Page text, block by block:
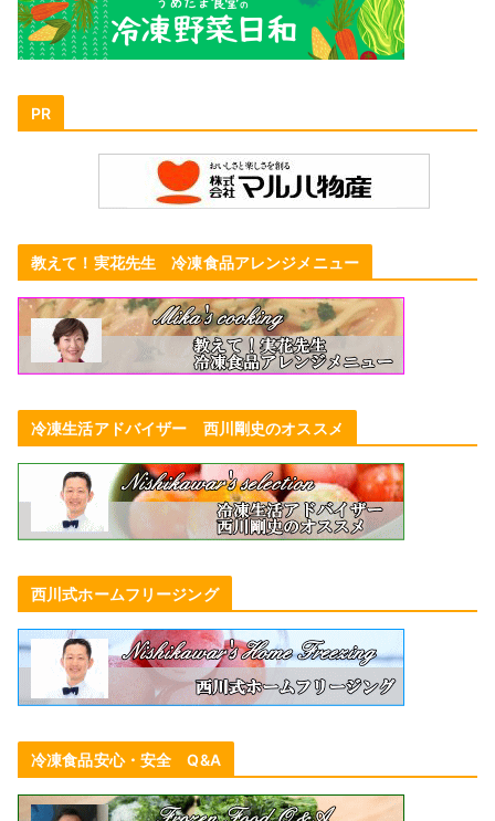
PR
教えて！実花先生 冷凍食品アレンジメニュー
冷凍生活アドバイザー 西川剛史のオススメ
西川式ホームフリージング
冷凍食品安心・安全 Q&A